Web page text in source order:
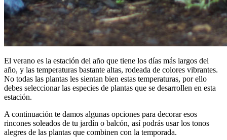
El verano es la estación del año que tiene los días más largos del
año, y las temperaturas bastante altas, rodeada de colores vibrantes.
No todas las plantas les sientan bien estas temperaturas, por ello
debes seleccionar las especies de plantas que se desarrollen en esta
estación.
A continuación te damos algunas opciones para decorar esos
rincones soleados de tu jardín o balcón, así podrás usar los tonos
alegres de las plantas que combinen con la temporada.